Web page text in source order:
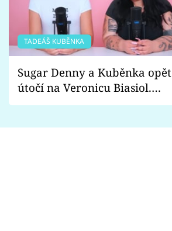
TADEÁŠ KUBĚNKA
Sugar Denny a Kuběnka opět
útočí na Veronicu Biasiol.
Proč je podle nich falešná a